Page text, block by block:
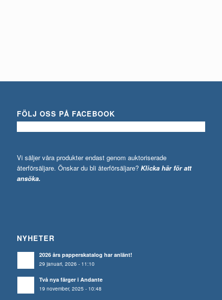
FÖLJ OSS PÅ FACEBOOK
Vi säljer våra produkter endast genom auktoriserade
återförsäljare. Önskar du bli återförsäljare? Klicka här för att
ansöka.
NYHETER
2026 års papperskatalog har anlänt!
29 januari, 2026 - 11:10
Två nya färger i Andante
19 november, 2025 - 10:48